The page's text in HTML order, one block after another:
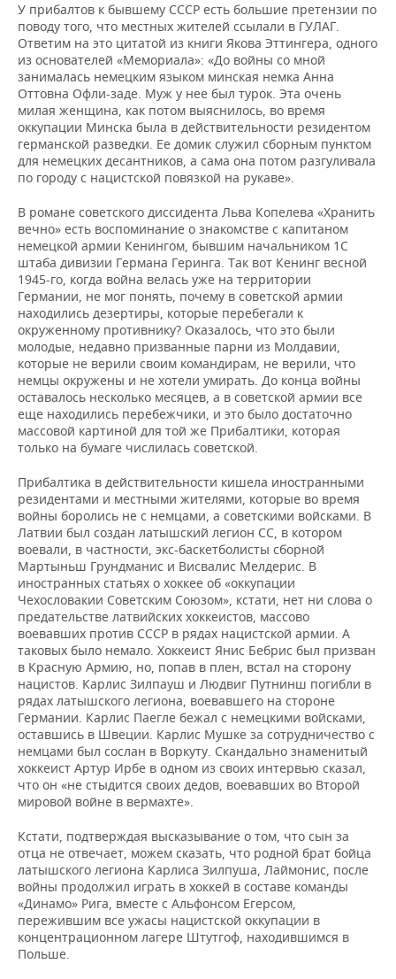
У прибалтов к бывшему СССР есть большие претензии по
поводу того, что местных жителей ссылали в ГУЛАГ.
Ответим на это цитатой из книги Якова Эттингера, одного
из основателей «Мемориала»: «До войны со мной
занималась немецким языком минская немка Анна
Оттовна Офли-заде. Муж у нее был турок. Эта очень
милая женщина, как потом выяснилось, во время
оккупации Минска была в действительности резидентом
германской разведки. Ее домик служил сборным пунктом
для немецких десантников, а сама она потом разгуливала
по городу с нацистской повязкой на рукаве».
В романе советского диссидента Льва Копелева «Хранить
вечно» есть воспоминание о знакомстве с капитаном
немецкой армии Кенингом, бывшим начальником 1С
штаба дивизии Германа Геринга. Так вот Кенинг весной
1945-го, когда война велась уже на территории
Германии, не мог понять, почему в советской армии
находились дезертиры, которые перебегали к
окруженному противнику? Оказалось, что это были
молодые, недавно призванные парни из Молдавии,
которые не верили своим командирам, не верили, что
немцы окружены и не хотели умирать. До конца войны
оставалось несколько месяцев, а в советской армии все
еще находились перебежчики, и это было достаточно
массовой картиной для той же Прибалтики, которая
только на бумаге числилась советской.
Прибалтика в действительности кишела иностранными
резидентами и местными жителями, которые во время
войны боролись не с немцами, а советскими войсками. В
Латвии был создан латышский легион СС, в котором
воевали, в частности, экс-баскетболисты сборной
Мартыньш Грундманис и Висвалис Мелдерис. В
иностранных статьях о хоккее об «оккупации
Чехословакии Советским Союзом», кстати, нет ни слова о
предательстве латвийских хоккеистов, массово
воевавших против СССР в рядах нацистской армии. А
таковых было немало. Хоккеист Янис Бебрис был призван
в Красную Армию, но, попав в плен, встал на сторону
нацистов. Карлис Зилпауш и Людвиг Путнинш погибли в
рядах латышского легиона, воевавшего на стороне
Германии. Карлис Паегле бежал с немецкими войсками,
оставшись в Швеции. Карлис Мушке за сотрудничество с
немцами был сослан в Воркуту. Скандально знаменитый
хоккеист Артур Ирбе в одном из своих интервью сказал,
что он «не стыдится своих дедов, воевавших во Второй
мировой войне в вермахте».
Кстати, подтверждая высказывание о том, что сын за
отца не отвечает, можем сказать, что родной брат бойца
латышского легиона Карлиса Зилпуша, Лаймонис, после
войны продолжил играть в хоккей в составе команды
«Динамо» Рига, вместе с Альфонсом Егерсом,
пережившим все ужасы нацистской оккупации в
концентрационном лагере Штутгоф, находившимся в
Польше.